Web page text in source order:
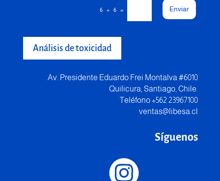
6 + 6 = Enviar
Análisis de toxicidad
Av. Presidente Eduardo Frei Montalva #6010
Quilicura, Santiago, Chile.
Teléfono +562 23967100
ventas@libesa.cl
Síguenos